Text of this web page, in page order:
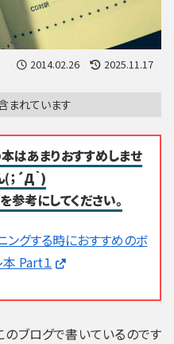
2014.02.26 2025.11.17
まれています
はあまりおすすめしませ
(；´Д｀)
考にしてください。
ングする時におすすめのボ
本 Part１
のブログで書いているのです